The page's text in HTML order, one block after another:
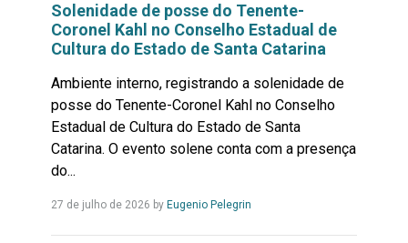
Solenidade de posse do Tenente-
Coronel Kahl no Conselho Estadual de
Cultura do Estado de Santa Catarina
Ambiente interno, registrando a solenidade de
posse do Tenente-Coronel Kahl no Conselho
Estadual de Cultura do Estado de Santa
Catarina. O evento solene conta com a presença
do...
27 de julho de 2026 by Eugenio PelegrinLeia